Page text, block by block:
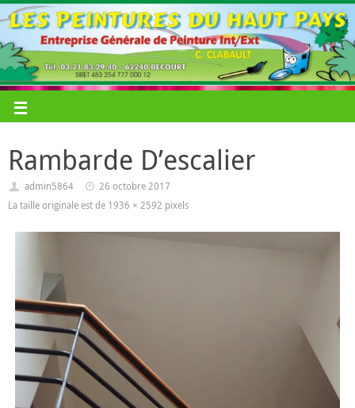
Rambarde D’escalier
admin5864
26 octobre 2017
La taille originale est de 1936 × 2592 pixels